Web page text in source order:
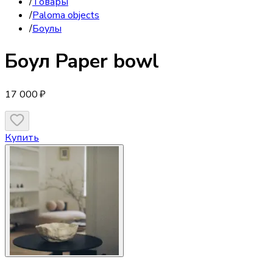
/Paloma objects
/Боулы
Боул Paper bowl
17 000 ₽
Купить